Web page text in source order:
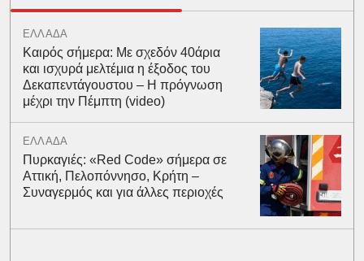
ΕΛΛΑΔΑ
Καιρός σήμερα: Με σχεδόν 40άρια
και ισχυρά μελτέμια η έξοδος του
Δεκαπεντάγουστου – Η πρόγνωση
μέχρι την Πέμπτη (video)
ΕΛΛΑΔΑ
Πυρκαγιές: «Red Code» σήμερα σε
Αττική, Πελοπόννησο, Κρήτη –
Συναγερμός και για άλλες περιοχές